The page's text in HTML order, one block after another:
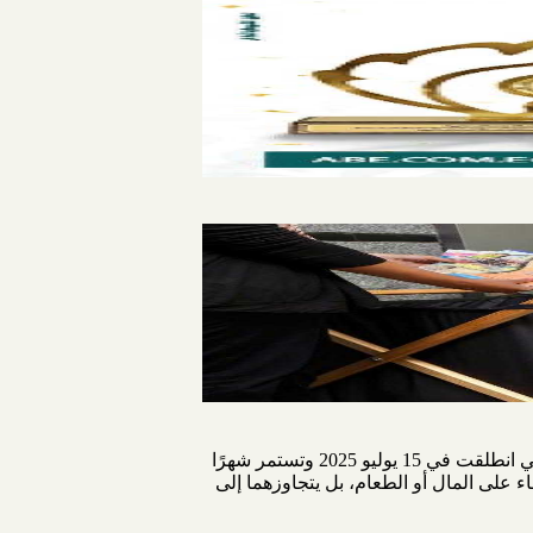
أطلق البنك الزراعي المصري، بالتعاون مع بنك الكساء المصري وبرعاية البنك المركزي،مبادرة "صفحات الخير" التي انطلقت في 15 يوليو 2025 وتستمر شهرًا
على المال أو الطعام، بل يتجاوزهما إلى